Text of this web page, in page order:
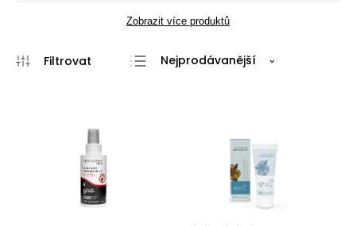
Zobrazit více produktů
Nejprodávanější